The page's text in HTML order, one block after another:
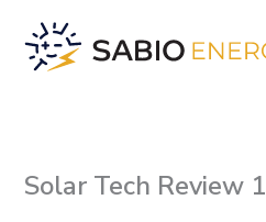
content
Solar Tech Review 1